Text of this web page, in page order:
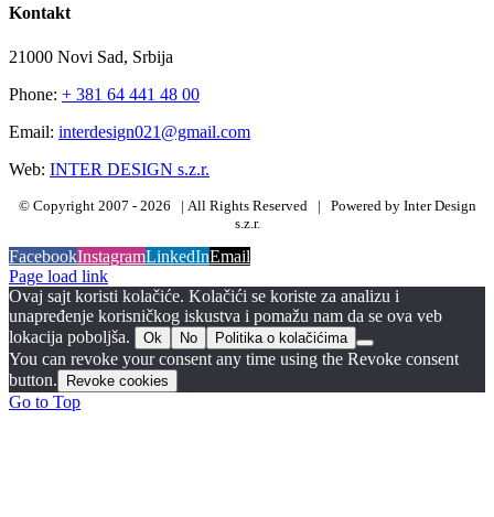
Kontakt
21000 Novi Sad, Srbija
Phone: + 381 64 441 48 00
Email: interdesign021@gmail.com
Web: INTER DESIGN s.z.r.
© Copyright 2007 - 2026 | All Rights Reserved | Powered by Inter Design
s.z.r.
FacebookInstagramLinkedInEmail
Page load link
Ovaj sajt koristi kolačiće. Kolačići se koriste za analizu i
unapređenje korisničkog iskustva i pomažu nam da se ova veb
lokacija poboljša.
Ok No Politika o kolačićima
You can revoke your consent any time using the Revoke consent
button.
Revoke cookies
Go to Top